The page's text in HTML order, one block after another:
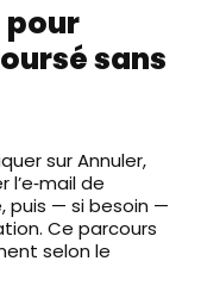
pour
sans
sur Annuler,
de
puis — si besoin —
Ce parcours
selon le